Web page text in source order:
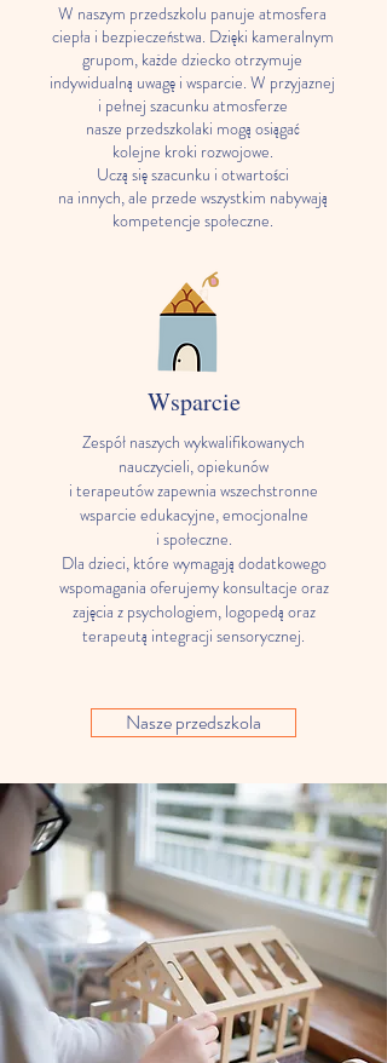
W naszym przedszkolu panuje atmosfera
ciepła i bezpieczeństwa. Dzięki kameralnym
grupom, każde dziecko otrzymuje
indywidualną uwagę i wsparcie. W przyjaznej
i pełnej szacunku atmosferze
nasze przedszkolaki mogą osiągać
kolejne kroki rozwojowe.
Uczą się szacunku i otwartości
na innych, ale przede wszystkim nabywają
kompetencje społeczne.
Wsparcie
Zespół naszych wykwalifikowanych
nauczycieli, opiekunów
i terapeutów zapewnia wszechstronne
wsparcie edukacyjne, emocjonalne
i społeczne.
Dla dzieci, które wymagają dodatkowego
wspomagania oferujemy konsultacje oraz
zajęcia z psychologiem, logopedą oraz
terapeutą integracji sensorycznej.
Nasze przedszkola